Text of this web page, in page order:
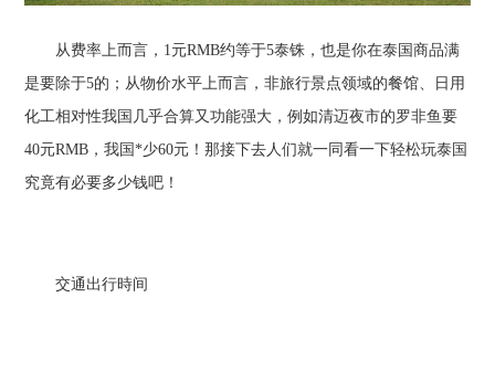
从费率上而言，1元RMB约等于5泰铢，也是你在泰国商品满
是要除于5的；从物价水平上而言，非旅行景点领域的餐馆、日用
化工相对性我国几乎合算又功能强大，例如清迈夜市的罗非鱼要
40元RMB，我国*少60元！那接下去人们就一同看一下轻松玩泰国
究竟有必要多少钱吧！
交通出行時间